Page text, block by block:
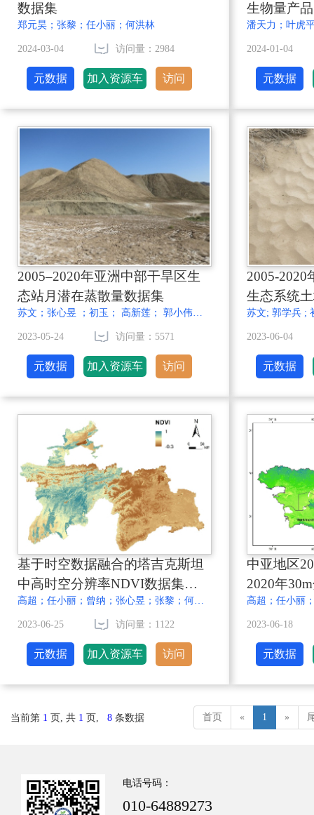
数据集
郑元昊；张黎；任小丽；何洪林
2024-03-04 访问量：2984
元数据 加入资源车 访问
生物量产品
2024-01-04
元数据
2005–2020年亚洲中部干旱区生
态站月潜在蒸散量数据集
苏文；张心昱 ；初玉； 高新莲； 郭小伟；姜峻； 李国振；连杰；林丽莎 ；汪树超； 杨淇越；张志山；朱元骏；盛钰；王国梁； 王小亮；白永飞；马健；崔清国；杜娟；曾凡江； 李向义； 李新荣
2023-05-24 访问量：5571
元数据 加入资源车 访问
2005-2020
生态系统
2023-06-04
元数据
基于时空数据融合的塔吉克斯坦
中高时空分辨率NDVI数据集
（2010-2020）
高超；任小丽；曾纳；张心昱；张黎；何洪林；刘畅
2023-06-25 访问量：1122
元数据 加入资源车 访问
中亚地区
2020年
NDVI数据
2023-06-18
元数据
当前第 1 页, 共 1 页, 8 条数据 首页 « 1 »
电话号码：
010-64889273